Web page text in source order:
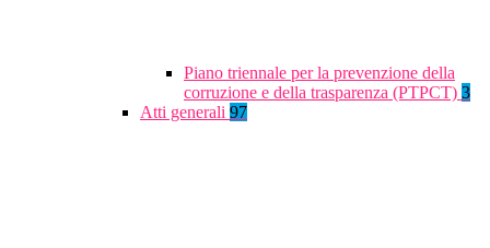
Piano triennale per la prevenzione della
corruzione e della trasparenza (PTPCT) 3
Atti generali 97